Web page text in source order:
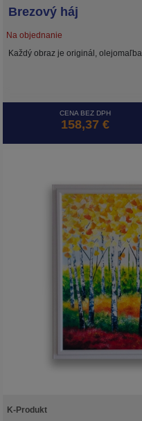
Brezový háj
Na objednanie
Každý obraz je originál, olejomaľba.
CENA BEZ DPH
158,37 €
K-Produkt